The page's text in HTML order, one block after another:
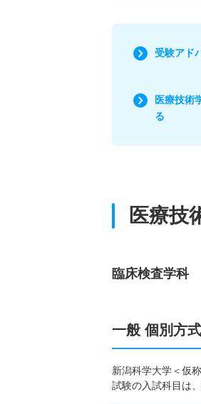
受験アド
医療技術
る
医療技
臨床検査学科
一般 個別方
新潟科学大学＜仮
試験の入試科目は